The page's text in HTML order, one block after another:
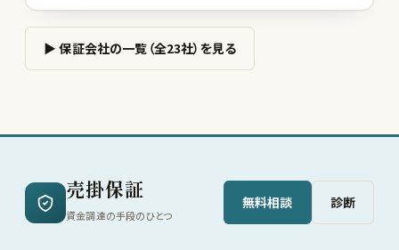
▶ 保証会社の一覧（全23社）を見る
売掛保証
資金調達の手段のひとつ
無料相談 診断